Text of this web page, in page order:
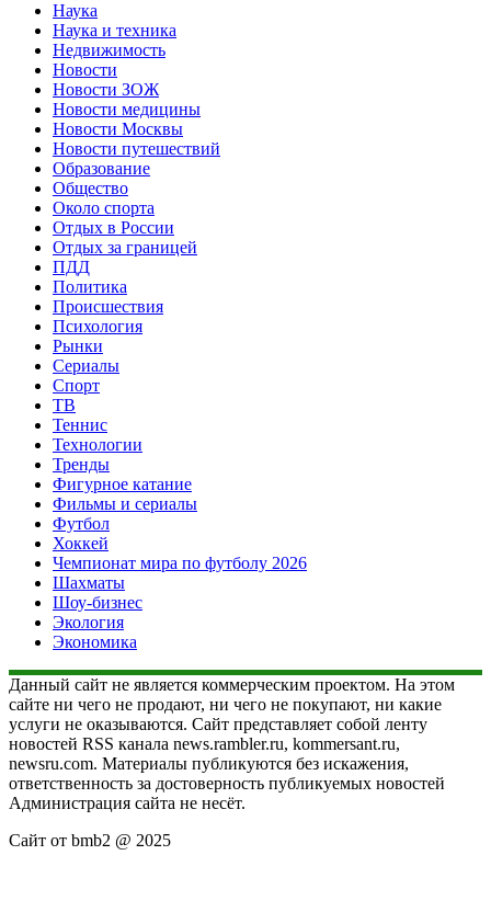
Наука
Наука и техника
Недвижимость
Новости
Новости ЗОЖ
Новости медицины
Новости Москвы
Новости путешествий
Образование
Общество
Около спорта
Отдых в России
Отдых за границей
ПДД
Политика
Происшествия
Психология
Рынки
Сериалы
Спорт
ТВ
Теннис
Технологии
Тренды
Фигурное катание
Фильмы и сериалы
Футбол
Хоккей
Чемпионат мира по футболу 2026
Шахматы
Шоу-бизнес
Экология
Экономика
Данный сайт не является коммерческим проектом. На этом
сайте ни чего не продают, ни чего не покупают, ни какие
услуги не оказываются. Сайт представляет собой ленту
новостей RSS канала news.rambler.ru, kommersant.ru,
newsru.com. Материалы публикуются без искажения,
ответственность за достоверность публикуемых новостей
Администрация сайта не несёт.
Сайт от bmb2 @ 2025